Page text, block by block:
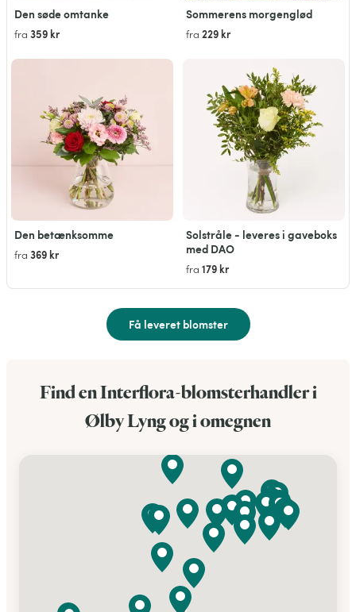
Den søde omtanke
fra 359 kr
Sommerens morgenglød
fra 229 kr
Den betænksomme
fra 369 kr
Solstråle - leveres i gaveboks
med DAO
fra 179 kr
Få leveret blomster
Find en Interflora-blomsterhandler i
Ølby Lyng og i omegnen